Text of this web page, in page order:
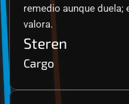
remedio aunque duela;
valora.
Steren
Cargo